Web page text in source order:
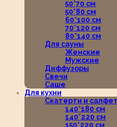
50*70 см
50*80 см
60*100 см
70*120 см
80*140 см
Для сауны
Женские
Мужские
Диффузоры
Свечи
Саше
Для кухни
Скатерти и
140*180 см
140*220 см
150*220 см